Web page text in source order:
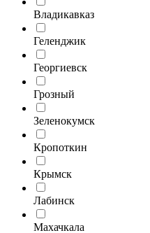
Владикавказ
Геленджик
Георгиевск
Грозный
Зеленокумск
Кропоткин
Крымск
Лабинск
Махачкала